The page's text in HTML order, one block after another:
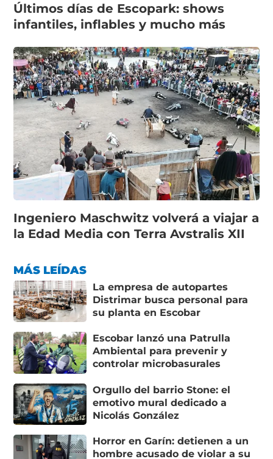
Últimos días de Escopark: shows
infantiles, inflables y mucho más
Ingeniero Maschwitz volverá a viajar a
la Edad Media con Terra Avstralis XII
MÁS LEÍDAS
La empresa de autopartes
Distrimar busca personal para
su planta en Escobar
Escobar lanzó una Patrulla
Ambiental para prevenir y
controlar microbasurales
Orgullo del barrio Stone: el
emotivo mural dedicado a
Nicolás González
Horror en Garín: detienen a un
hombre acusado de violar a su